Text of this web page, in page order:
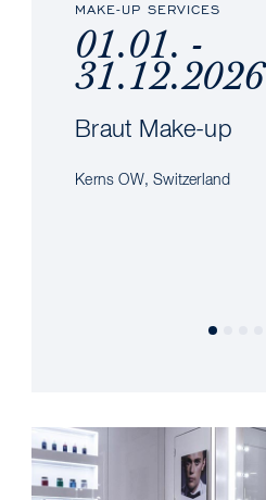
MAKE-UP SERVICES
01.01. -
31.12.2026
Braut Make-up
Kerns OW, Switzerland